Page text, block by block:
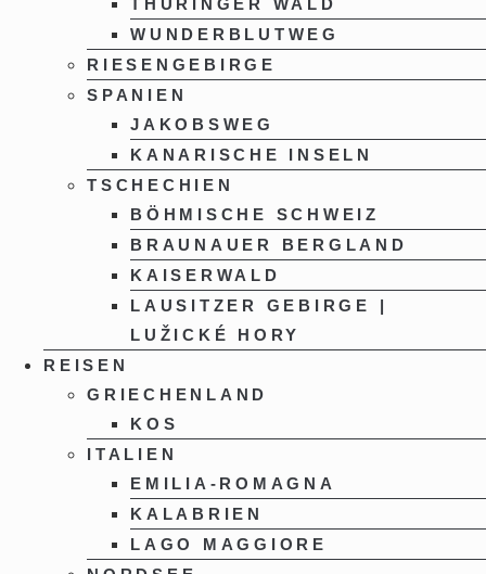
THÜRINGER WALD
WUNDERBLUTWEG
RIESENGEBIRGE
SPANIEN
JAKOBSWEG
KANARISCHE INSELN
TSCHECHIEN
BÖHMISCHE SCHWEIZ
BRAUNAUER BERGLAND
KAISERWALD
LAUSITZER GEBIRGE |
LUŽICKÉ HORY
REISEN
GRIECHENLAND
KOS
ITALIEN
EMILIA-ROMAGNA
KALABRIEN
LAGO MAGGIORE